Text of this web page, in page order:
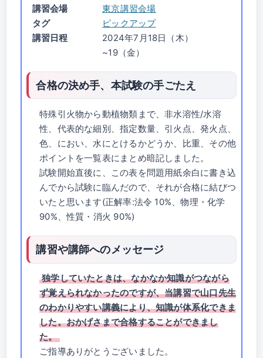
講習会場
東京講習会場
タグ
ピックアップ
講習日程
2024年7月18日（木）
~19（金）
合格の決め手、本試験の手ごたえ
特殊引火物から動植物類まで、非水溶性/水溶
性、代表的な細別、指定数量、引火点、発火点、
色、におい、水にとけるかどうか、比重、その他
ポイントを一覧表にまとめ暗記しました。
試験開始直後に、この表を問題用紙余白に書き込
んでから試験に臨んだので、それが合格に結びつ
いたと思います(正解率:法令 10%、物理・化学
90%、性質・消火 90%)
講習や講師へのメッセージ
独学していたときは、なかなか知識がつながら
ず覚えられなかったのですが、当講習で山口先生
のわかりやすい講義により、知識が体系化できま
した。おかげさまで合格することができまし
た。
ご指導ありがとうございました。